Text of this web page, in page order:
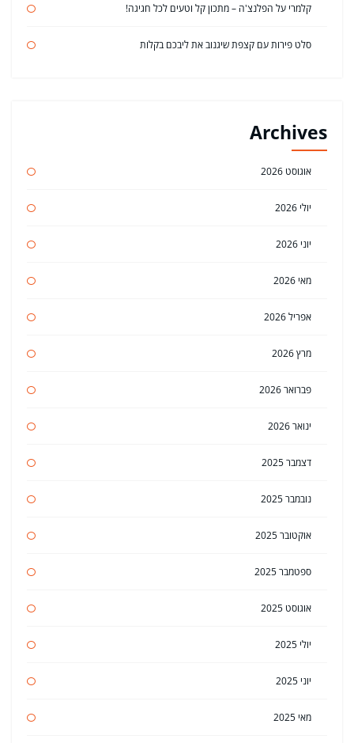
קלמרי על הפלנצ'ה – מתכון קל וטעים לכל חגיגה!
סלט פירות עם קצפת שיגנוב את ליבכם בקלות
Archives
אוגוסט 2026
יולי 2026
יוני 2026
מאי 2026
אפריל 2026
מרץ 2026
פברואר 2026
ינואר 2026
דצמבר 2025
נובמבר 2025
אוקטובר 2025
ספטמבר 2025
אוגוסט 2025
יולי 2025
יוני 2025
מאי 2025